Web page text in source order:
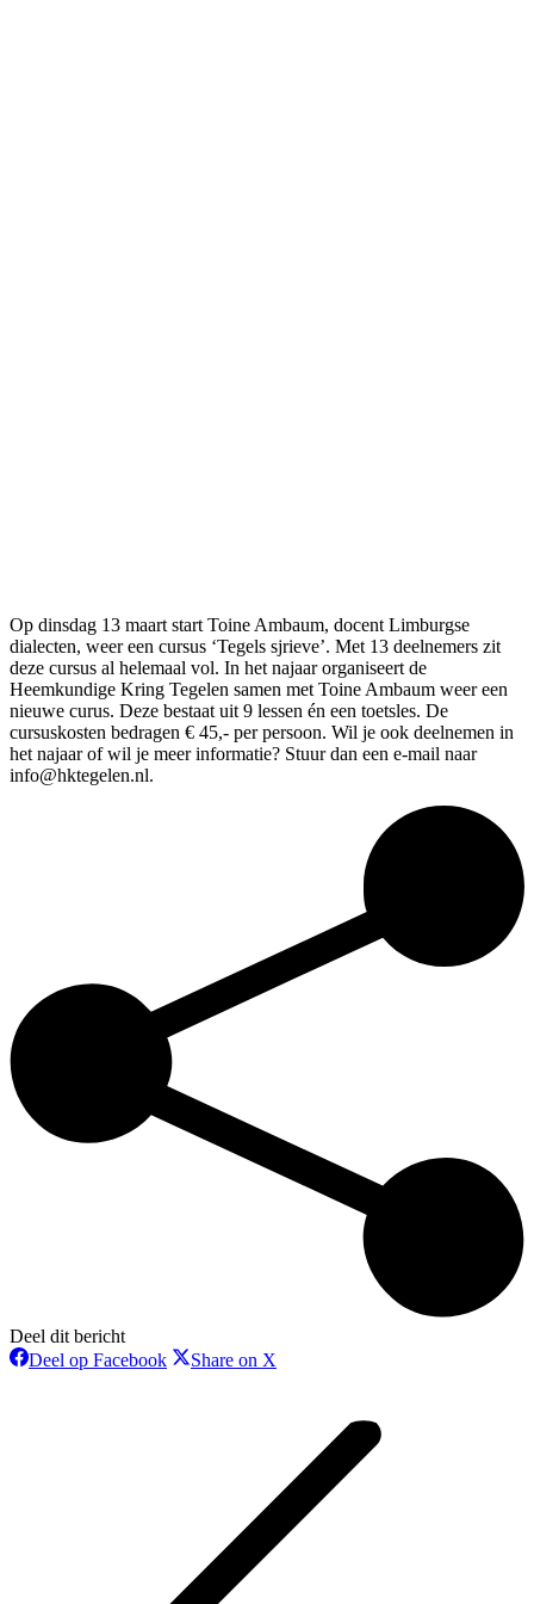
Op dinsdag 13 maart start Toine Ambaum, docent Limburgse
dialecten, weer een cursus ‘Tegels sjrieve’. Met 13 deelnemers zit
deze cursus al helemaal vol. In het najaar organiseert de
Heemkundige Kring Tegelen samen met Toine Ambaum weer een
nieuwe curus. Deze bestaat uit 9 lessen én een toetsles. De
cursuskosten bedragen € 45,- per persoon. Wil je ook deelnemen in
het najaar of wil je meer informatie? Stuur dan een e-mail naar
info@hktegelen.nl.
Deel dit bericht
Deel op FacebookDeelShare on X